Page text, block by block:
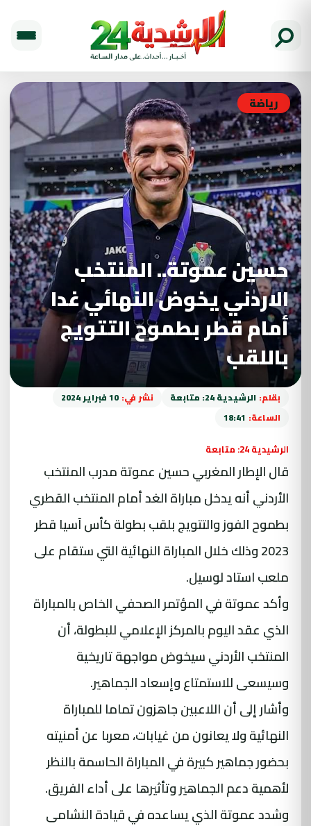
رياضة
حسين عموتة.. المنتخب
الاردني يخوض النهائي غدا
أمام قطر بطموح التتويج
باللقب
بقلم: الرشيدية 24: متابعة نشر في: 10 فبراير 2024
الساعة: 18:41
الرشيدية 24: متابعة
قال الإطار المغربي حسين عموتة مدرب المنتخب
الأردني أنه يدخل مباراة الغد أمام المنتخب القطري
بطموح الفوز والتتويج بلقب بطولة كأس آسيا قطر
2023 وذلك خلال المباراة النهائية التي ستقام على
ملعب استاد لوسيل.
وأكد عموتة في المؤتمر الصحفي الخاص بالمباراة
الذي عقد اليوم بالمركز الإعلامي للبطولة، أن
المنتخب الأردني سيخوض مواجهة تاريخية
وسيسعى للاستمتاع وإسعاد الجماهير.
وأشار إلى أن اللاعبين جاهزون تماما للمباراة
النهائية ولا يعانون من غيابات، معربا عن أمنيته
بحضور جماهير كبيرة في المباراة الحاسمة بالنظر
لأهمية دعم الجماهير وتأثيرها على أداء الفريق.
وشدد عموتة الذي يساعده في قيادة النشامى